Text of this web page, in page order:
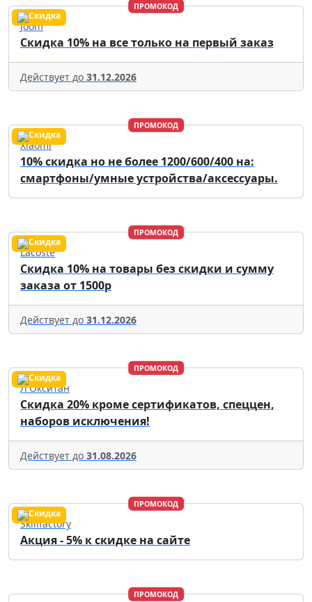
ПРОМОКОД
Joom
Скидка 10% на все только на первый заказ
Действует до 31.12.2026
ПРОМОКОД
Xiaomi
10% скидка но не более 1200/600/400 на:
смартфоны/умные устройства/аксессуары.
ПРОМОКОД
Lacoste
Скидка 10% на товары без скидки и сумму
заказа от 1500р
Действует до 31.12.2026
ПРОМОКОД
Л'Окситан
Скидка 20% кроме сертификатов, спеццен,
наборов исключения!
Действует до 31.08.2026
ПРОМОКОД
Skillfactory
Акция - 5% к скидке на сайте
ПРОМОКОД